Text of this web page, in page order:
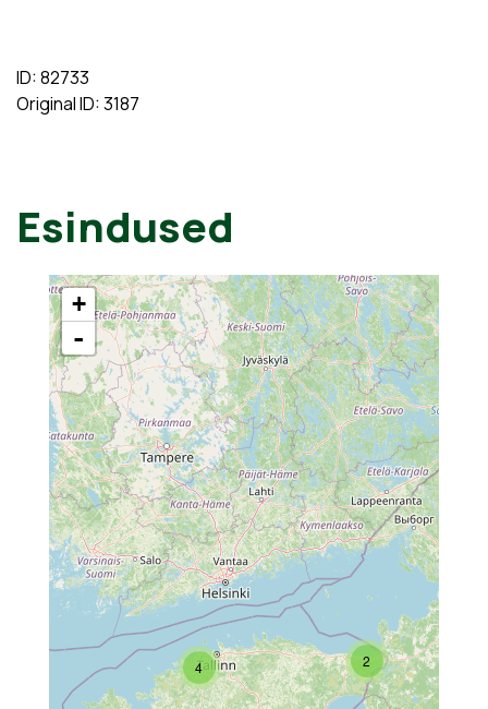
ID: 82733
Original ID: 3187
Esindused
2
4
+
-